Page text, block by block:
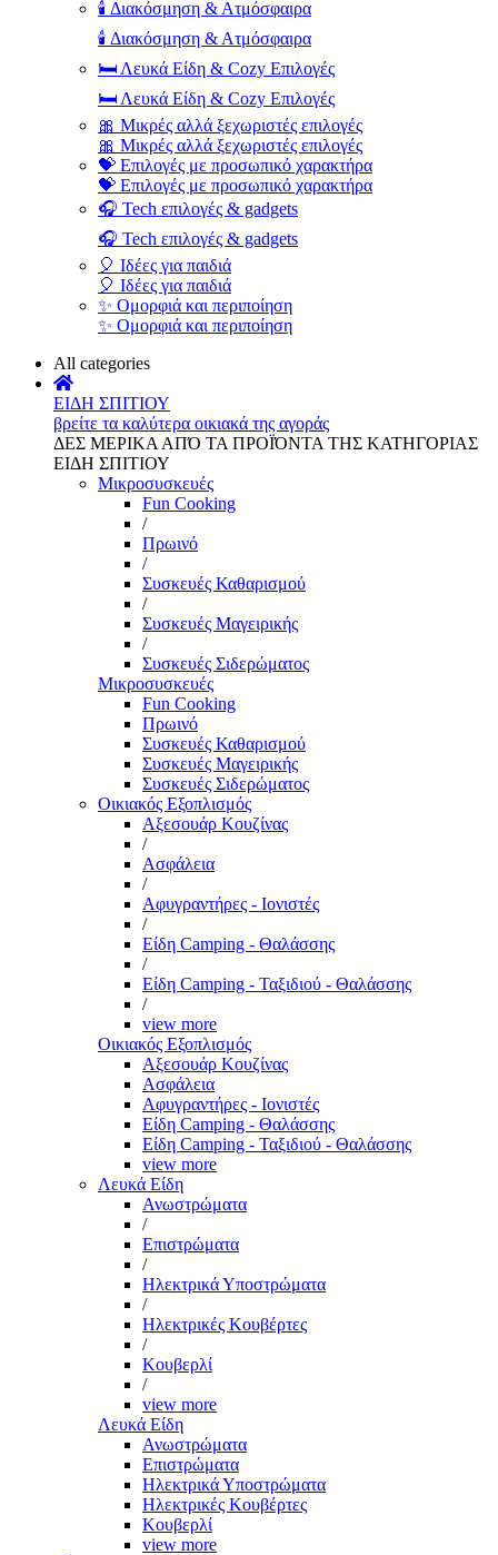
🕯️ Διακόσμηση & Ατμόσφαιρα
🕯️ Διακόσμηση & Ατμόσφαιρα
🛏️ Λευκά Είδη & Cozy Επιλογές
🛏️ Λευκά Είδη & Cozy Επιλογές
🎀 Μικρές αλλά ξεχωριστές επιλογές
🎀 Μικρές αλλά ξεχωριστές επιλογές
💝 Επιλογές με προσωπικό χαρακτήρα
💝 Επιλογές με προσωπικό χαρακτήρα
🎧 Tech επιλογές & gadgets
🎧 Tech επιλογές & gadgets
🎈 Ιδέες για παιδιά
🎈 Ιδέες για παιδιά
✨ Ομορφιά και περιποίηση
✨ Ομορφιά και περιποίηση
All categories
ΕΙΔΗ ΣΠΙΤΙΟΥ
βρείτε τα καλύτερα οικιακά της αγοράς
ΔΕΣ ΜΕΡΙΚΑ ΑΠΌ ΤΑ ΠΡΟΪΌΝΤΑ ΤΗΣ ΚΑΤΗΓΟΡΙΑΣ
ΕΙΔΗ ΣΠΙΤΙΟΥ
Μικροσυσκευές
Fun Cooking
/
Πρωινό
/
Συσκευές Καθαρισμού
/
Συσκευές Μαγειρικής
/
Συσκευές Σιδερώματος
Μικροσυσκευές
Fun Cooking
Πρωινό
Συσκευές Καθαρισμού
Συσκευές Μαγειρικής
Συσκευές Σιδερώματος
Οικιακός Εξοπλισμός
Αξεσουάρ Κουζίνας
/
Ασφάλεια
/
Αφυγραντήρες - Ιονιστές
/
Είδη Camping - Θαλάσσης
/
Είδη Camping - Ταξιδιού - Θαλάσσης
/
view more
Οικιακός Εξοπλισμός
Αξεσουάρ Κουζίνας
Ασφάλεια
Αφυγραντήρες - Ιονιστές
Είδη Camping - Θαλάσσης
Είδη Camping - Ταξιδιού - Θαλάσσης
view more
Λευκά Είδη
Ανωστρώματα
/
Επιστρώματα
/
Ηλεκτρικά Υποστρώματα
/
Ηλεκτρικές Κουβέρτες
/
Κουβερλί
/
view more
Λευκά Είδη
Ανωστρώματα
Επιστρώματα
Ηλεκτρικά Υποστρώματα
Ηλεκτρικές Κουβέρτες
Κουβερλί
view more